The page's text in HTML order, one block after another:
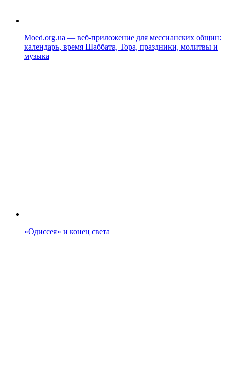
Moed.org.ua — веб-приложение для мессианских общин:
календарь, время Шаббата, Тора, праздники, молитвы и
музыка
«Одиссея» и конец света